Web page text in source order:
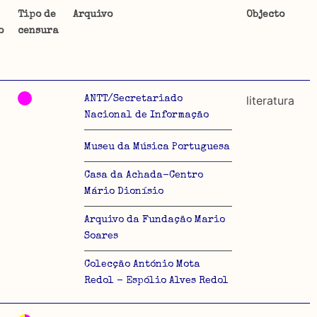
uma
Tipo de
censura
Arquivo Objecto
ANTT/Secretariado
Nacional de Informação
Museu da Música Portuguesa
Casa da Achada-Centro
Mário Dionísio
Arquivo da Fundação Mario
Soares
Colecção António Mota
Redol - Espólio Alves Redol
literatura